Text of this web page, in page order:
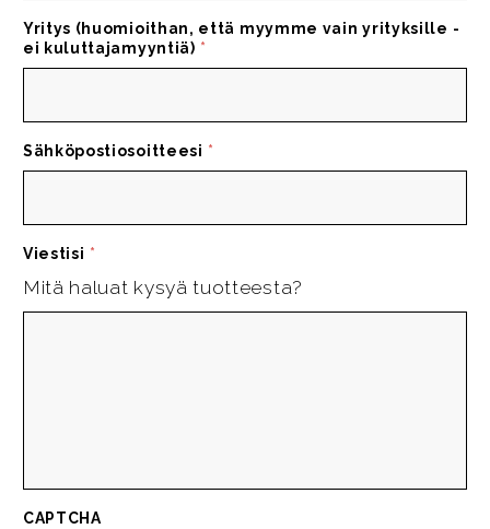
Yritys (huomioithan, että myymme vain yrityksille -
ei kuluttajamyyntiä) *
Sähköpostiosoitteesi *
Viestisi *
Mitä haluat kysyä tuotteesta?
CAPTCHA